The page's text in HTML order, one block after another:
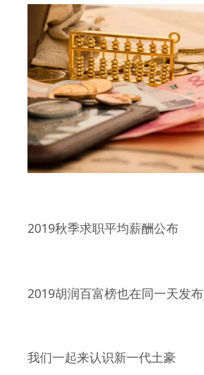
2019秋季求职平均薪酬公布
2019胡润百富榜也在同一天发布
我们一起来认识新一代土豪